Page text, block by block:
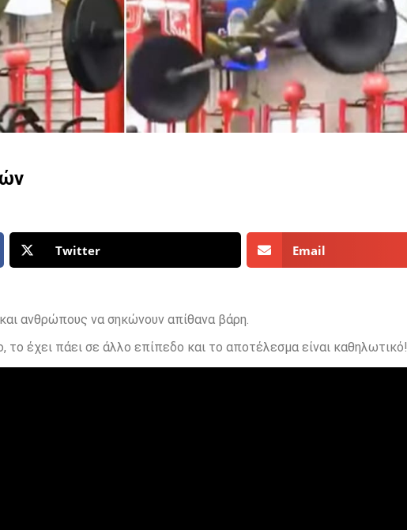
Twitter Email
ανθρώπους να σηκώνουν απίθανα βάρη.
έχει πάει σε άλλο επίπεδο και το αποτέλεσμα είναι καθηλωτικό!